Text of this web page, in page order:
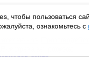
к списку
права защищены.
чтобы пользоваться
ознакомьтесь с